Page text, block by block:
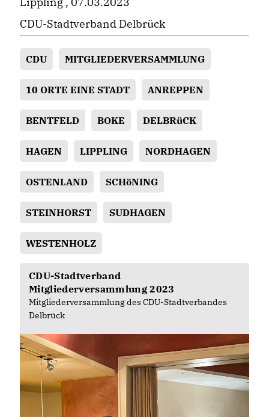
CDU-Stadtverband Delbrück
CDU MITGLIEDERVERSAMMLUNG
10 ORTE EINE STADT ANREPPEN
BENTFELD BOKE DELBRüCK
HAGEN LIPPLING NORDHAGEN
OSTENLAND SCHöNING
STEINHORST SUDHAGEN
WESTENHOLZ
CDU-Stadtverband
Mitgliederversammlung 2023
Mitgliederversammlung des CDU-Stadtverbandes
Delbrück